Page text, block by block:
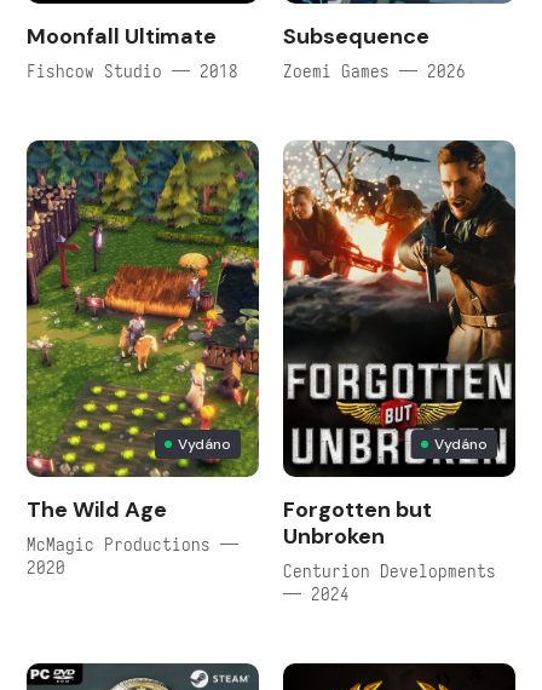
Moonfall Ultimate
Fishcow Studio — 2018
Subsequence
Zoemi Games — 2026
Vydáno
The Wild Age
McMagic Productions —
2020
Vydáno
Forgotten but
Unbroken
Centurion Developments
— 2024